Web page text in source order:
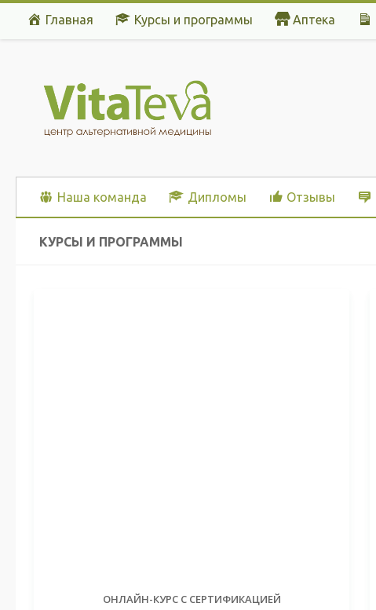
Перейти к содержимому
Главная Курсы и программы Аптека
Наша команда Дипломы Отзывы
КУРСЫ И ПРОГРАММЫ
ОНЛАЙН-КУРС С СЕРТИФИКАЦИЕЙ